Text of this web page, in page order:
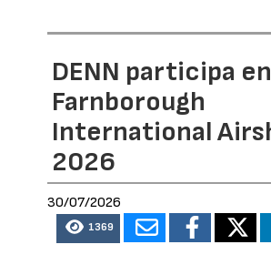
DENN participa en
Farnborough
International
2026
30/07/2026
1369